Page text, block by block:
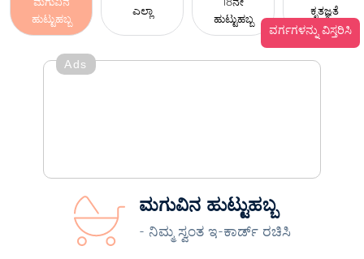
ಮಗುವಿನ
ಹುಟ್ಟುಹಬ್ಬ
ಎಲ್ಲಾ
18ನೇ
ಹುಟ್ಟುಹಬ್ಬ
ಕೃತಜ್ಞತೆ
ವರ್ಗಗಳನ್ನು ವಿಸ್ತರಿಸಿ
Ads
ಮಗುವಿನ ಹುಟ್ಟುಹಬ್ಬ
- ನಿಮ್ಮ ಸ್ವಂತ ಇ-ಕಾರ್ಡ್ ರಚಿಸಿ